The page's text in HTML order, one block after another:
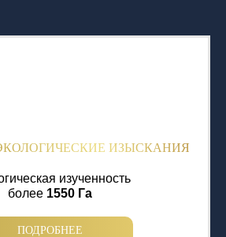
ИЗЫСКАНИЯ
изученность
более 1550 Га
ПОДРОБНЕЕ